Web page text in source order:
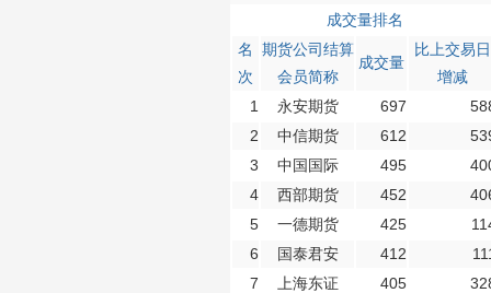
成交量排名
名
次
期货公司结算
会员简称
成交量
比上交易日
增减
1
永安期货 697
2
中信期货 612
3
中国国际 495
4
西部期货 452
5
一德期货 425
6
国泰君安 412
7
上海东证 405